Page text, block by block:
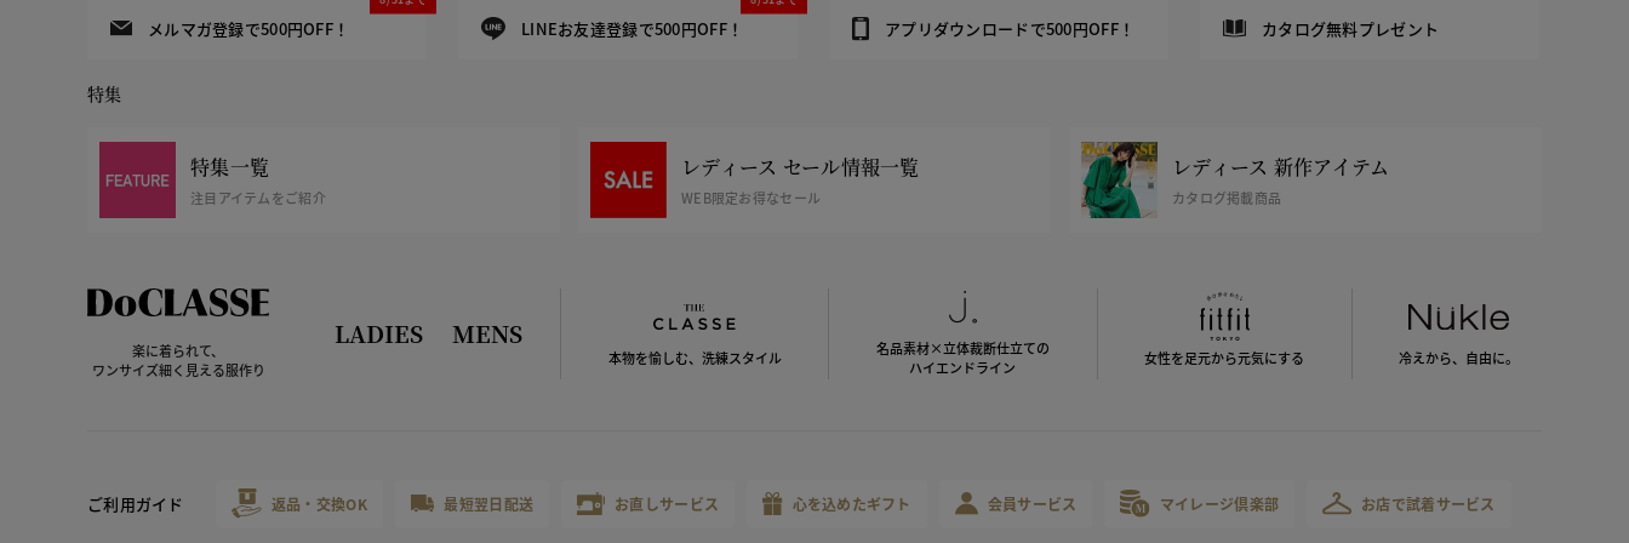
メルマガ登録で500円OFF！ LINEお友達登録で500円OFF！ アプリダウンロードで500円OFF！ カタログ無料プレゼント
特集
特集一覧
注目アイテムをご紹介
レディース セール情報一覧
WEB限定お得なセール
レディース 新作アイテム
カタログ掲載商品
楽に着られて、
ワンサイズ細く見える服作り
LADIES MENS
本物を愉しむ、洗練スタイル
名品素材×立体裁断仕立ての
ハイエンドライン
女性を足元から元気にする 冷えから、 自由に。
ご利用ガイド 返品・交換OK 最短翌日配送 お直しサービス 心を込めたギフト 会員サービス マイレージ倶楽部 お店で試着サービス